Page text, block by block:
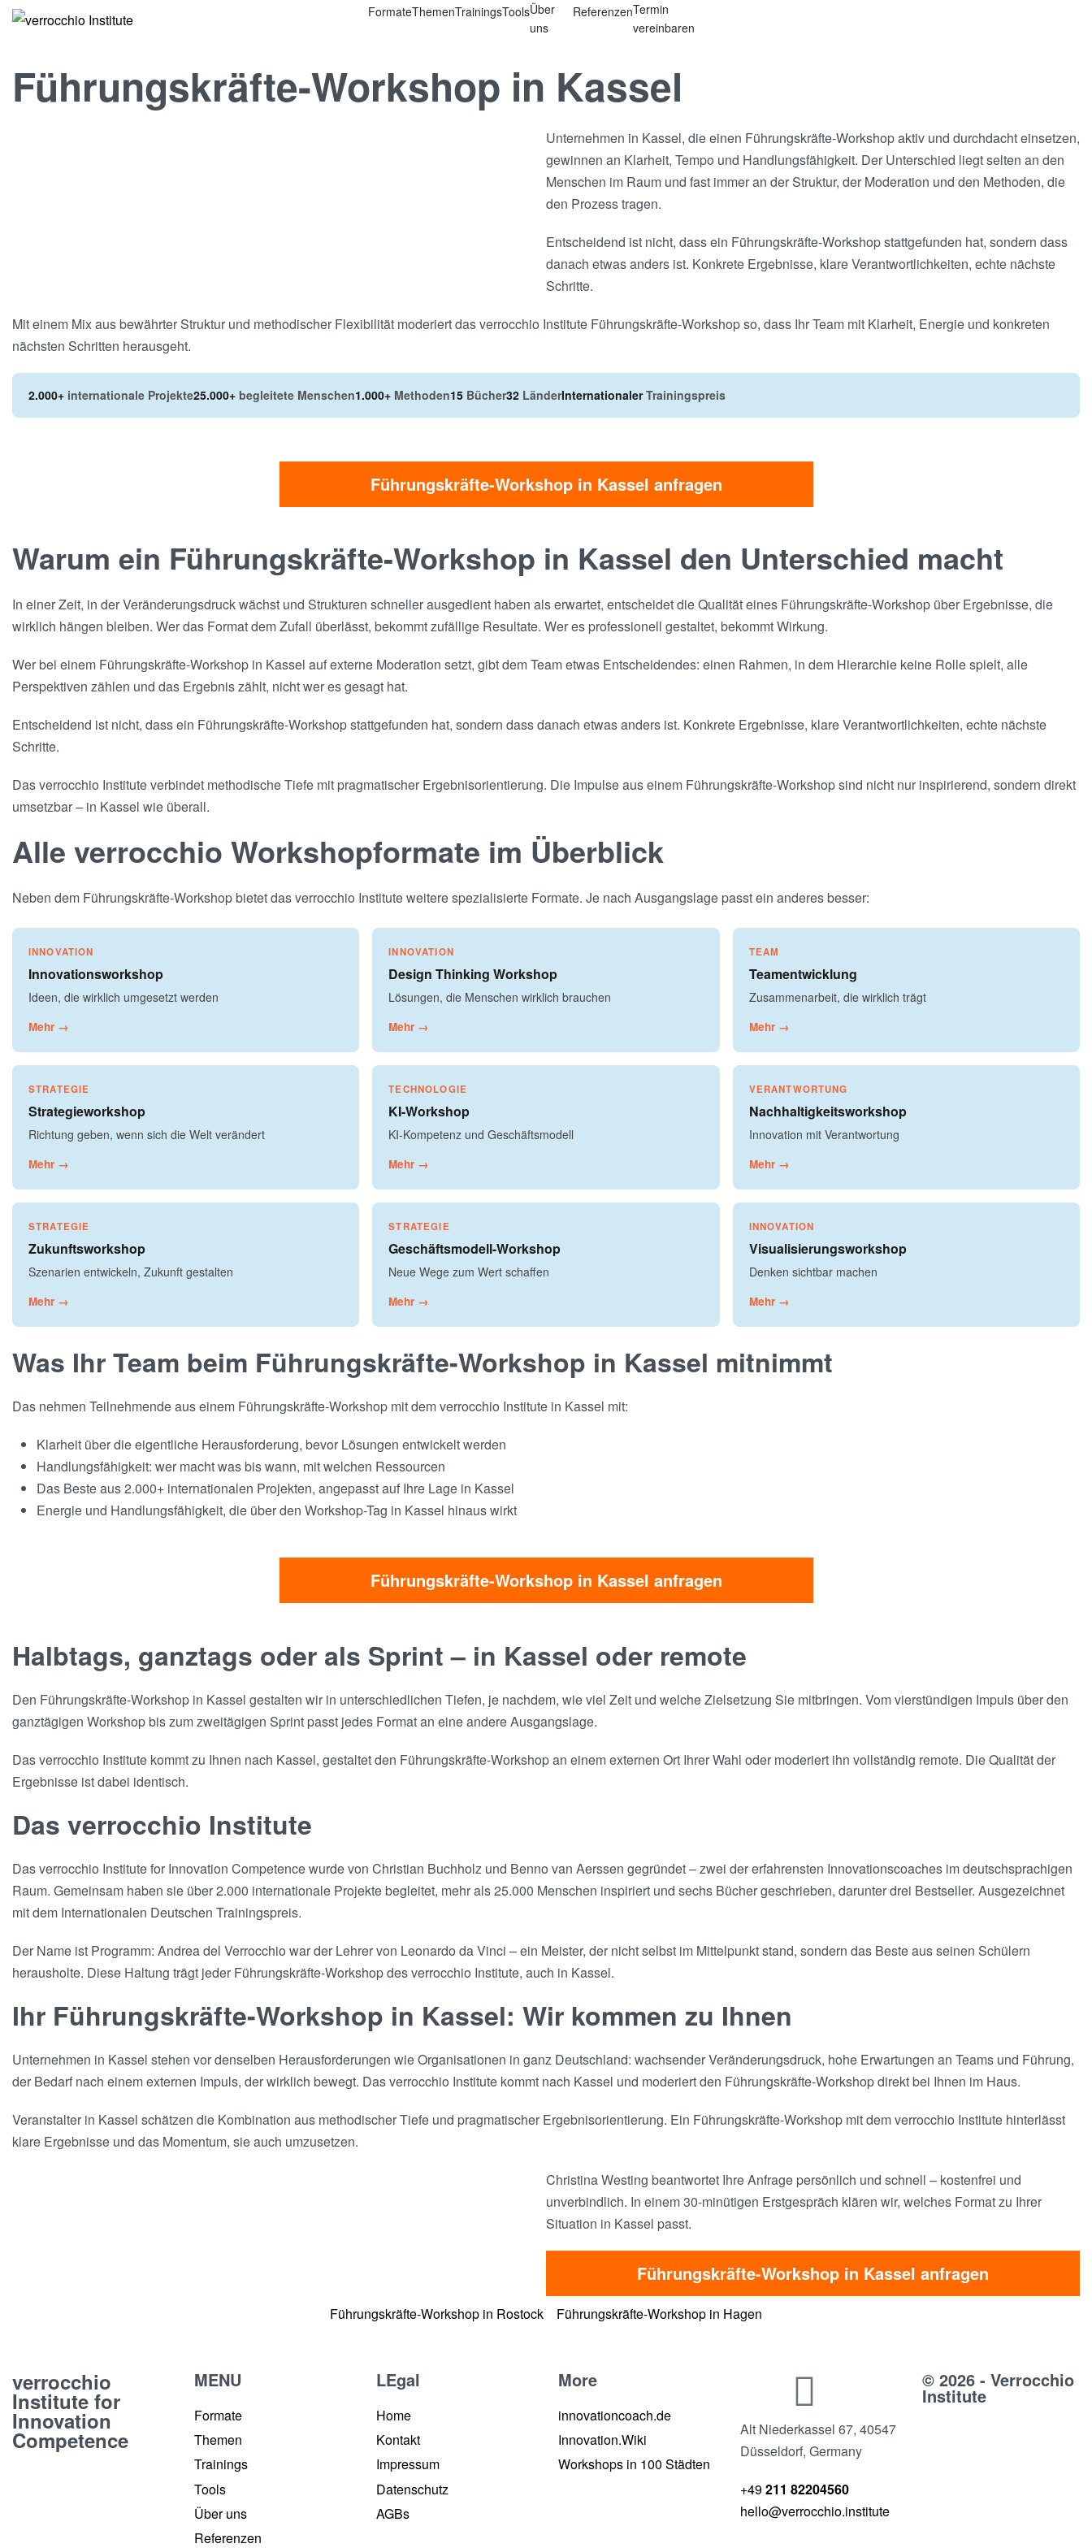
FormateThemenTrainingsToolsÜber
uns
ReferenzenTermin
vereinbaren
Führungskräfte-Workshop in Kassel
Unternehmen in Kassel, die einen Führungskräfte-Workshop aktiv und durchdacht einsetzen,
gewinnen an Klarheit, Tempo und Handlungsfähigkeit. Der Unterschied liegt selten an den
Menschen im Raum und fast immer an der Struktur, der Moderation und den Methoden, die
den Prozess tragen.
Entscheidend ist nicht, dass ein Führungskräfte-Workshop stattgefunden hat, sondern dass
danach etwas anders ist. Konkrete Ergebnisse, klare Verantwortlichkeiten, echte nächste
Schritte.
Mit einem Mix aus bewährter Struktur und methodischer Flexibilität moderiert das verrocchio Institute Führungskräfte-Workshop so, dass Ihr Team mit Klarheit, Energie und konkreten
nächsten Schritten herausgeht.
2.000+ internationale Projekte25.000+ begleitete Menschen1.000+ Methoden15 Bücher32 LänderInternationalerTrainingspreis
Führungskräfte-Workshop in Kassel anfragen
Warum ein Führungskräfte-Workshop in Kassel den Unterschied macht
In einer Zeit, in der Veränderungsdruck wächst und Strukturen schneller ausgedient haben als erwartet, entscheidet die Qualität eines Führungskräfte-Workshop über Ergebnisse, die
wirklich hängen bleiben. Wer das Format dem Zufall überlässt, bekommt zufällige Resultate. Wer es professionell gestaltet, bekommt Wirkung.
Wer bei einem Führungskräfte-Workshop in Kassel auf externe Moderation setzt, gibt dem Team etwas Entscheidendes: einen Rahmen, in dem Hierarchie keine Rolle spielt, alle
Perspektiven zählen und das Ergebnis zählt, nicht wer es gesagt hat.
Entscheidend ist nicht, dass ein Führungskräfte-Workshop stattgefunden hat, sondern dass danach etwas anders ist. Konkrete Ergebnisse, klare Verantwortlichkeiten, echte nächste
Schritte.
Das verrocchio Institute verbindet methodische Tiefe mit pragmatischer Ergebnisorientierung. Die Impulse aus einem Führungskräfte-Workshop sind nicht nur inspirierend, sondern direkt
umsetzbar – in Kassel wie überall.
Alle verrocchio Workshopformate im Überblick
Neben dem Führungskräfte-Workshop bietet das verrocchio Institute weitere spezialisierte Formate. Je nach Ausgangslage passt ein anderes besser:
INNOVATION
Innovationsworkshop
Ideen, die wirklich umgesetzt werden
Mehr →
INNOVATION
Design Thinking Workshop
Lösungen, die Menschen wirklich brauchen
Mehr →
TEAM
Teamentwicklung
Zusammenarbeit, die wirklich trägt
Mehr →
STRATEGIE
Strategieworkshop
Richtung geben, wenn sich die Welt verändert
Mehr →
TECHNOLOGIE
KI-Workshop
KI-Kompetenz und Geschäftsmodell
Mehr →
VERANTWORTUNG
Nachhaltigkeitsworkshop
Innovation mit Verantwortung
Mehr →
STRATEGIE
Zukunftsworkshop
Szenarien entwickeln, Zukunft gestalten
Mehr →
STRATEGIE
Geschäftsmodell-Workshop
Neue Wege zum Wert schaffen
Mehr →
INNOVATION
Visualisierungsworkshop
Denken sichtbar machen
Mehr →
Was Ihr Team beim Führungskräfte-Workshop in Kassel mitnimmt
Das nehmen Teilnehmende aus einem Führungskräfte-Workshop mit dem verrocchio Institute in Kassel mit:
Klarheit über die eigentliche Herausforderung, bevor Lösungen entwickelt werden
Handlungsfähigkeit: wer macht was bis wann, mit welchen Ressourcen
Das Beste aus 2.000+ internationalen Projekten, angepasst auf Ihre Lage in Kassel
Energie und Handlungsfähigkeit, die über den Workshop-Tag in Kassel hinaus wirkt
Führungskräfte-Workshop in Kassel anfragen
Halbtags, ganztags oder als Sprint – in Kassel oder remote
Den Führungskräfte-Workshop in Kassel gestalten wir in unterschiedlichen Tiefen, je nachdem, wie viel Zeit und welche Zielsetzung Sie mitbringen. Vom vierstündigen Impuls über den
ganztägigen Workshop bis zum zweitägigen Sprint passt jedes Format an eine andere Ausgangslage.
Das verrocchio Institute kommt zu Ihnen nach Kassel, gestaltet den Führungskräfte-Workshop an einem externen Ort Ihrer Wahl oder moderiert ihn vollständig remote. Die Qualität der
Ergebnisse ist dabei identisch.
Das verrocchio Institute
Das verrocchio Institute for Innovation Competence wurde von Christian Buchholz und Benno van Aerssen gegründet – zwei der erfahrensten Innovationscoaches im deutschsprachigen
Raum. Gemeinsam haben sie über 2.000 internationale Projekte begleitet, mehr als 25.000 Menschen inspiriert und sechs Bücher geschrieben, darunter drei Bestseller. Ausgezeichnet
mit dem Internationalen Deutschen Trainingspreis.
Der Name ist Programm: Andrea del Verrocchio war der Lehrer von Leonardo da Vinci – ein Meister, der nicht selbst im Mittelpunkt stand, sondern das Beste aus seinen Schülern
herausholte. Diese Haltung trägt jeder Führungskräfte-Workshop des verrocchio Institute, auch in Kassel.
Ihr Führungskräfte-Workshop in Kassel: Wir kommen zu Ihnen
Unternehmen in Kassel stehen vor denselben Herausforderungen wie Organisationen in ganz Deutschland: wachsender Veränderungsdruck, hohe Erwartungen an Teams und Führung,
der Bedarf nach einem externen Impuls, der wirklich bewegt. Das verrocchio Institute kommt nach Kassel und moderiert den Führungskräfte-Workshop direkt bei Ihnen im Haus.
Veranstalter in Kassel schätzen die Kombination aus methodischer Tiefe und pragmatischer Ergebnisorientierung. Ein Führungskräfte-Workshop mit dem verrocchio Institute hinterlässt
klare Ergebnisse und das Momentum, sie auch umzusetzen.
Christina Westing beantwortet Ihre Anfrage persönlich und schnell – kostenfrei und
unverbindlich. In einem 30-minütigen Erstgespräch klären wir, welches Format zu Ihrer
Situation in Kassel passt.
Führungskräfte-Workshop in Kassel anfragen
Führungskräfte-Workshop in Rostock Führungskräfte-Workshop in Hagen
verrocchio
Institute for
Innovation
Competence
MENU
Formate
Themen
Trainings
Tools
Über uns
Referenzen
LEgal
Home
Kontakt
Impressum
Datenschutz
AGBs
More
innovationcoach.de
Innovation.Wiki
Workshops in 100 Städten
Alt Niederkassel 67, 40547
Düsseldorf, Germany
+49211 82204560
hello@verrocchio.institute
© 2026 - Verrocchio
Institute